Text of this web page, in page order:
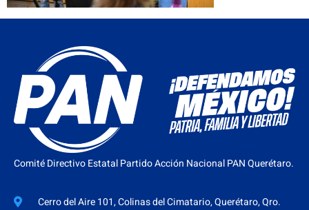
Comité Directivo Estatal Partido Acción Nacional PAN Querétaro.
Cerro del Aire 101, Colinas del Cimatario, Querétaro, Qro.